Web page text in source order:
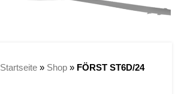
Startseite » Shop » FÖRST ST6D/24